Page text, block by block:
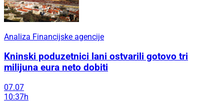
Analiza Financijske agencije
Kninski poduzetnici lani ostvarili gotovo tri
milijuna eura neto dobiti
07.07
10:37h